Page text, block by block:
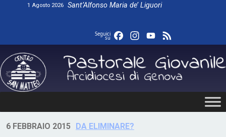
1 Agosto 2026 Sant’Alfonso Maria de’ Liguori
Seguici
su FacebookInstagram
YouTube
6 FEBBRAIO 2015 DA ELIMINARE?